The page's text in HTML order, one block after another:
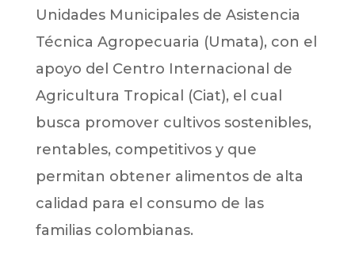
Unidades Municipales de Asistencia
Técnica Agropecuaria (Umata), con el
apoyo del Centro Internacional de
Agricultura Tropical (Ciat), el cual
busca promover cultivos sostenibles,
rentables, competitivos y que
permitan obtener alimentos de alta
calidad para el consumo de las
familias colombianas.